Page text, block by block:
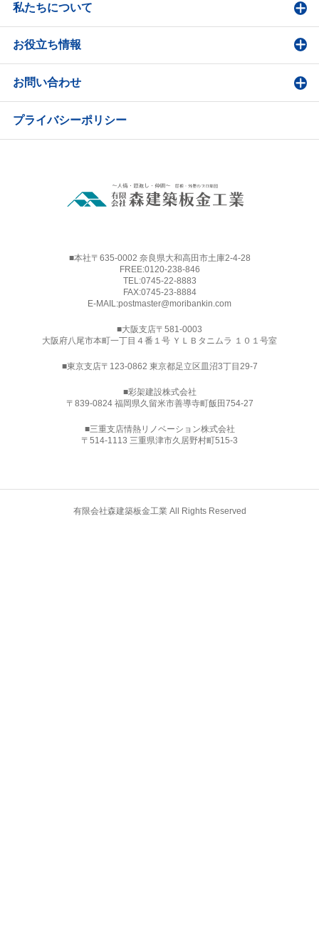
私たちについて
お役立ち情報
お問い合わせ
プライバシーポリシー
■本社〒635-0002 奈良県大和高田市土庫2-4-28
FREE:0120-238-846
TEL:0745-22-8883
FAX:0745-23-8884
E-MAIL:postmaster@moribankin.com
■大阪支店〒581-0003
大阪府八尾市本町一丁目４番１号 ＹＬＢタニムラ １０１号室
■東京支店〒123-0862 東京都足立区皿沼3丁目29-7
■彩架建設株式会社
〒839-0824 福岡県久留米市善導寺町飯田754-27
■三重支店情熱リノベーション株式会社
〒514-1113 三重県津市久居野村町515-3
有限会社森建築板金工業 All Rights Reserved